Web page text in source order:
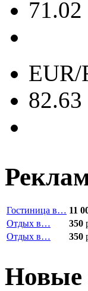
71.02
EUR/
82.63
Гостиница в… 11
Отдых в…
350
Отдых в…
350
Новые